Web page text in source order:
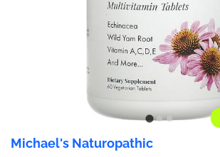
Michael's Naturopathic